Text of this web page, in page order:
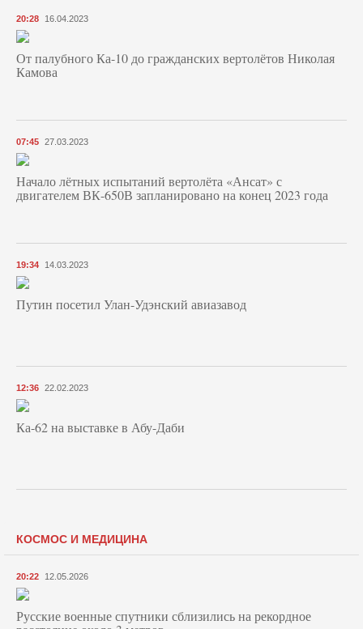
20:28 16.04.2023
От палубного Ка-10 до гражданских вертолётов Николая
Камова
07:45 27.03.2023
Начало лётных испытаний вертолёта «Ансат» с
двигателем ВК-650В запланировано на конец 2023 года
19:34 14.03.2023
Путин посетил Улан-Удэнский авиазавод
12:36 22.02.2023
Ка-62 на выставке в Абу-Даби
КОСМОС И МЕДИЦИНА
20:22 12.05.2026
Русские военные спутники сблизились на рекордное